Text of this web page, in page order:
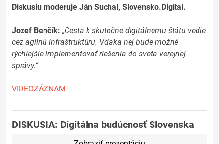
Diskusiu moderuje Ján Suchal, Slovensko.Digital.
Jozef Benčík: „Cesta k skutočne digitálnemu štátu vedie
cez agilnú infraštruktúru. Vďaka nej bude možné
rýchlejšie implementovať riešenia do sveta verejnej
správy.“
VIDEOZÁZNAM
DISKUSIA: Digitálna budúcnosť Slovenska